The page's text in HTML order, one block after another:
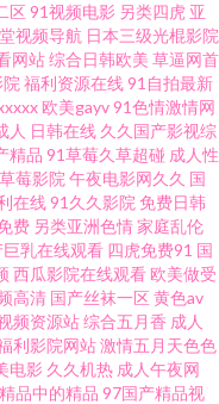
色久国产 久久0区 www美日
国产精品久久婷婷 91玩在
国产久草首页 91最新福利视
网址 91在线视频观看 91n骚
视频在线播放 91大神com 日
操 尤物视频在线一区 人人摸
音先锋av网站 涩悠悠成人综
区 91视频电影 另类四虎 亚
视频导航 日本三级光棍影院
网站综合日韩欧美 草逼网首
福利资源在线91自拍最新
欧美gayv91色情激情网
人 日韩在线 久久国产影视综
精品 91草莓久草超碰 成人性
莓影院 午夜电影网久久 国
在线91久久影院 免费日韩
费 另类亚洲色情家庭乱伦
巨乳在线观看 四虎免费91 国
西瓜影院在线观看 欧美做受
高清 国产丝袜一区 黄色av
频资源站综合五月香 成人
利影院网站激情五月天色色
电影 久久机热 成人午夜网
精品中的精品 97国产精品视